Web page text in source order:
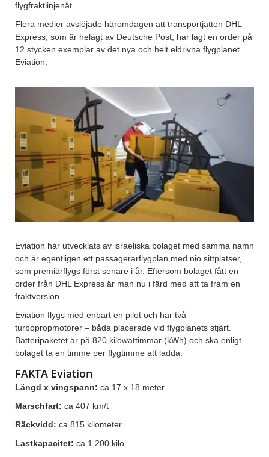
flygfraktlinjenät.
Flera medier avslöjade häromdagen att transportjätten DHL
Express, som är helägt av Deutsche Post, har lagt en order på
12 stycken exemplar av det nya och helt eldrivna flygplanet
Eviation.
Eviation har utvecklats av israeliska bolaget med samma namn
och är egentligen ett passagerarflygplan med nio sittplatser,
som premiärflygs först senare i år. Eftersom bolaget fått en
order från DHL Express är man nu i färd med att ta fram en
fraktversion.
Eviation flygs med enbart en pilot och har två
turbopropmotorer – båda placerade vid flygplanets stjärt.
Batteripaketet är på 820 kilowattimmar (kWh) och ska enligt
bolaget ta en timme per flygtimme att ladda.
FAKTA Eviation
Längd x vingspann: ca 17 x 18 meter
Marschfart: ca 407 km/t
Räckvidd: ca 815 kilometer
Lastkapacitet: ca 1 200 kilo